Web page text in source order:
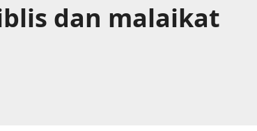
dan malaikat